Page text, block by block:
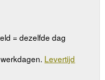
= dezelfde dag
Levertijd